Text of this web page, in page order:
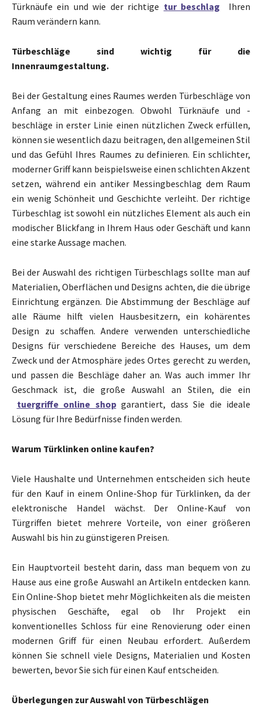
Türknäufe ein und wie der richtige tur beschlag Ihren
Raum verändern kann.
Türbeschläge sind wichtig für die
Innenraumgestaltung.
Bei der Gestaltung eines Raumes werden Türbeschläge von
Anfang an mit einbezogen. Obwohl Türknäufe und -
beschläge in erster Linie einen nützlichen Zweck erfüllen,
können sie wesentlich dazu beitragen, den allgemeinen Stil
und das Gefühl Ihres Raumes zu definieren. Ein schlichter,
moderner Griff kann beispielsweise einen schlichten Akzent
setzen, während ein antiker Messingbeschlag dem Raum
ein wenig Schönheit und Geschichte verleiht. Der richtige
Türbeschlag ist sowohl ein nützliches Element als auch ein
modischer Blickfang in Ihrem Haus oder Geschäft und kann
eine starke Aussage machen.
Bei der Auswahl des richtigen Türbeschlags sollte man auf
Materialien, Oberflächen und Designs achten, die die übrige
Einrichtung ergänzen. Die Abstimmung der Beschläge auf
alle Räume hilft vielen Hausbesitzern, ein kohärentes
Design zu schaffen. Andere verwenden unterschiedliche
Designs für verschiedene Bereiche des Hauses, um dem
Zweck und der Atmosphäre jedes Ortes gerecht zu werden,
und passen die Beschläge daher an. Was auch immer Ihr
Geschmack ist, die große Auswahl an Stilen, die ein
tuergriffe online shopgarantiert, dass Sie die ideale
Lösung für Ihre Bedürfnisse finden werden.
Warum Türklinken online kaufen?
Viele Haushalte und Unternehmen entscheiden sich heute
für den Kauf in einem Online-Shop für Türklinken, da der
elektronische Handel wächst. Der Online-Kauf von
Türgriffen bietet mehrere Vorteile, von einer größeren
Auswahl bis hin zu günstigeren Preisen.
Ein Hauptvorteil besteht darin, dass man bequem von zu
Hause aus eine große Auswahl an Artikeln entdecken kann.
Ein Online-Shop bietet mehr Möglichkeiten als die meisten
physischen Geschäfte, egal ob Ihr Projekt ein
konventionelles Schloss für eine Renovierung oder einen
modernen Griff für einen Neubau erfordert. Außerdem
können Sie schnell viele Designs, Materialien und Kosten
bewerten, bevor Sie sich für einen Kauf entscheiden.
Überlegungen zur Auswahl von Türbeschlägen